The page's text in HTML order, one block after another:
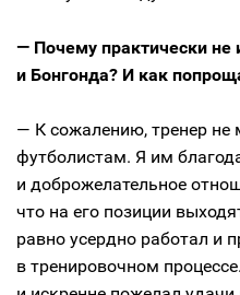
— Почему практически не
и Бонгонда? И как
— К сожалению, тренер не
футболистам. Я им
и доброжелательное
что на его позиции
равно усердно работал и
в тренировочном